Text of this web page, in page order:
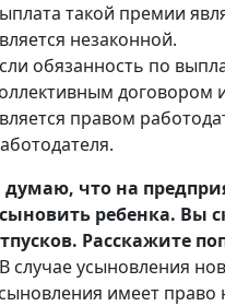
такой премии
незаконной.
обязанность по
договором
правом
думаю, что на
ребенка. Вы
Расскажите
случае усыновления
имеет право